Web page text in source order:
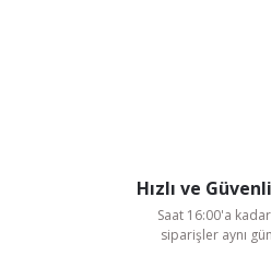
Hızlı ve
Saat 16:00'a
siparişler aynı